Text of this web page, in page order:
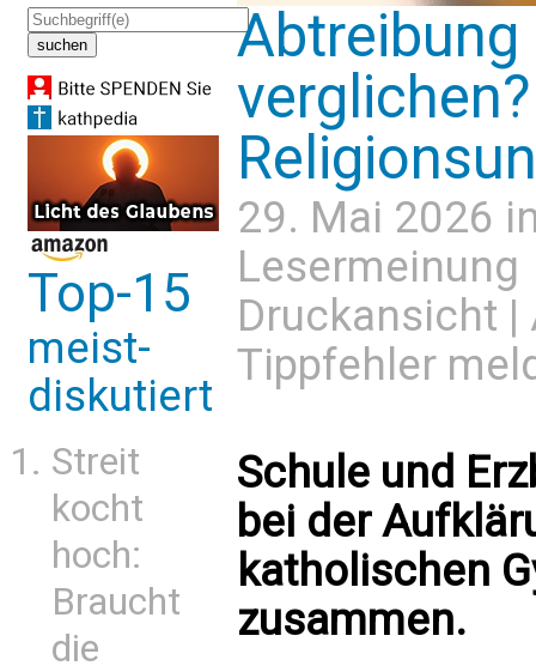
Top-15
meist-
diskutiert
Streit
kocht
hoch:
Braucht
die
29. Mai 2026
Lesermeinung
Druckansicht |
Tippfehler
Schule und
bei der
katholischen
zusammen.